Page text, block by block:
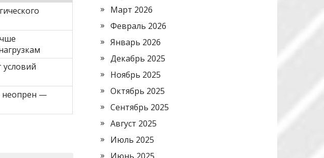
условий
неопрен —
Март 2026
Февраль 2026
Январь 2026
Декабрь 2025
Ноябрь 2025
Октябрь 2025
Сентябрь 2025
Август 2025
Июль 2025